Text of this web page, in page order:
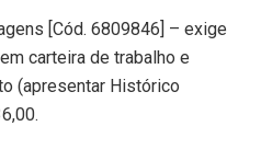
[Cód. 6809846] – exige
carteira de trabalho e
(apresentar Histórico